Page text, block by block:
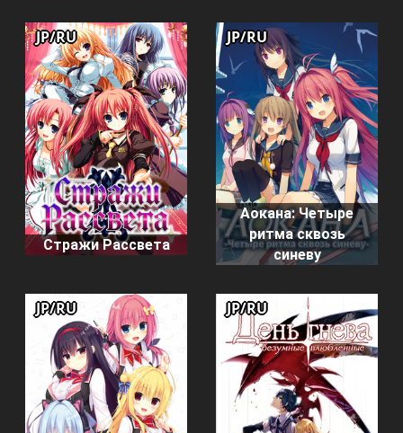
Стражи Рассвета
JP/RU
Аокана: Четыре
ритма сквозь
синеву
JP/RU
JP/RU JP/RU